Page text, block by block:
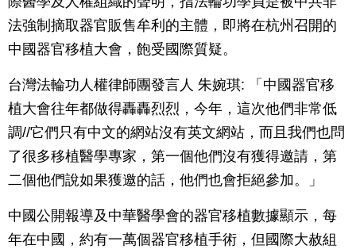
法強制摘取器官販售牟利的主體，即將在杭州召開的
中國器官移植大會，飽受國際質疑。
台灣法輪功人權律師團發言人 朱婉琪: 「中國器官移
植大會往年都做得轟轟烈烈，今年，這次他們非常低
調//它們只有中文的網站沒有英文網站，而且我們也問
了很多移植醫學專家，第一個他們沒有獲得邀請，第
二個他們說如果獲邀的話，他們也會拒絕參加。」
中國公開報導及中華醫學會的器官移植數據顯示，每
年在中國，約有一萬個器官移植手術，但國際大赦組